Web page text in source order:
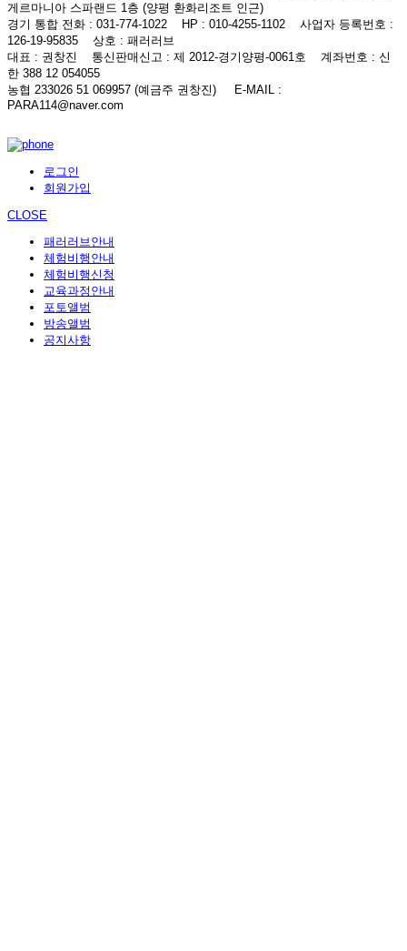
게르마니아 스파랜드 1층 (양평 환화리조트 인근)
경기 통합 전화 : 031-774-1022 HP : 010-4255-1102 사업자 등록번호 :
126-19-95835 상호 : 패러러브
대표 : 권창진 통신판매신고 : 제 2012-경기양평-0061호 계좌번호 : 신
한 388 12 054055
농협 233026 51 069957 (예금주 권창진)
E-MAIL :
PARA114@naver.com
로그인
회원가입
CLOSE
패러러브안내
체험비행안내
체험비행신청
교육과정안내
포토앨범
방송앨범
공지사항